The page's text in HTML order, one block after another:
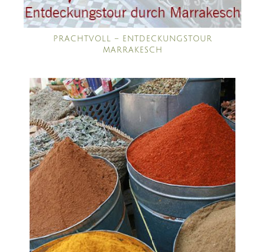
PRACHTVOLL – ENTDECKUNGSTOUR
MARRAKESCH